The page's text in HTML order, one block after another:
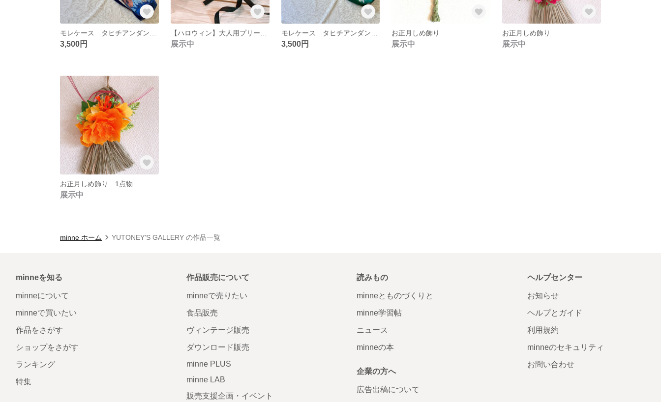
3,500円 展示中 3,500円
お正月しめ飾り
展示中
お正月しめ飾り
展示中
お正月しめ飾り 1点物
展示中
minne ホーム YUTONEY'S GALLERY の作品一覧
minneを知る
minneについて
minneで買いたい
作品をさがす
ショップをさがす
ランキング
特集
作品販売について
minneで売りたい
食品販売
ヴィンテージ販売
ダウンロード販売
minne PLUS
minne LAB
販売支援企画・イベント
読みもの
minneとものづくりと
minne学習帖
ニュース
minneの本
企業の方へ
広告出稿について
ヘルプセンター
お知らせ
ヘルプとガイド
利用規約
minneのセキュリティ
お問い合わせ